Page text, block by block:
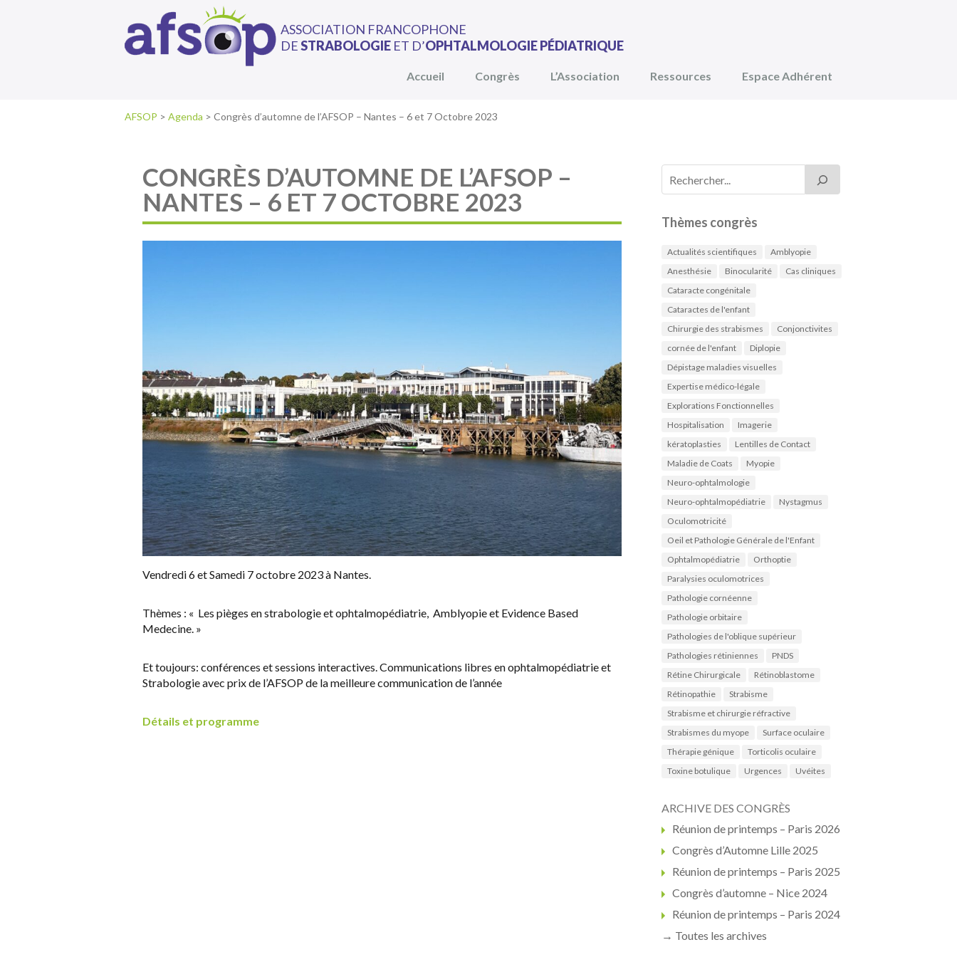
ASSOCIATION FRANCOPHONE
DESTRABOLOGIE ET D’OPHTALMOLOGIE PÉDIATRIQUE
Accueil Congrès L’Association Ressources Espace Adhérent
AFSOP > Agenda > Congrès d’automne de l’AFSOP – Nantes – 6 et 7 Octobre 2023
CONGRÈS D’AUTOMNE DE L’AFSOP –
NANTES – 6 ET 7 OCTOBRE 2023
Vendredi 6 et Samedi 7 octobre 2023 à Nantes.
Thèmes : « Les pièges en strabologie et ophtalmopédiatrie, Amblyopie et Evidence Based
Medecine. »
Et toujours: conférences et sessions interactives. Communications libres en ophtalmopédiatrie et
Strabologie avec prix de l’AFSOP de la meilleure communication de l’année
Détails et programme
Thèmes congrès
Actualités scientifiques
Amblyopie
Anesthésie
Binocularité
Cas cliniques
Cataracte congénitale
Cataractes de l'enfant
Chirurgie des strabismes
Conjonctivites
cornée de l'enfant
Diplopie
Dépistage maladies visuelles
Expertise médico-légale
Explorations Fonctionnelles
Hospitalisation
Imagerie
kératoplasties
Lentilles de Contact
Maladie de Coats
Myopie
Neuro-ophtalmologie
Neuro-ophtalmopédiatrie
Nystagmus
Oculomotricité
Oeil et Pathologie Générale de l'Enfant
Ophtalmopédiatrie
Orthoptie
Paralysies oculomotrices
Pathologie cornéenne
Pathologie orbitaire
Pathologies de l'oblique supérieur
Pathologies rétiniennes
PNDS
Rétine Chirurgicale
Rétinoblastome
Rétinopathie
Strabisme
Strabisme et chirurgie réfractive
Strabismes du myope
Surface oculaire
Thérapie génique
Torticolis oculaire
Toxine botulique
Urgences Uvéites
ARCHIVE DES CONGRÈS
Réunion de printemps – Paris 2026
Congrès d’Automne Lille 2025
Réunion de printemps – Paris 2025
Congrès d’automne – Nice 2024
Réunion de printemps – Paris 2024
→ Toutes les archives